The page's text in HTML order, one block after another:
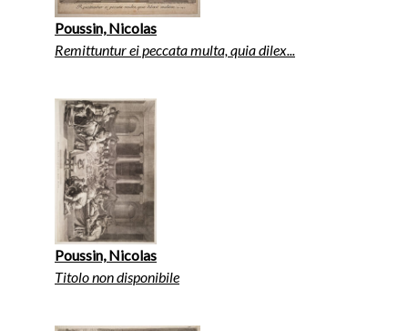
Poussin, Nicolas
Remittuntur ei peccata multa, quia dilex...
Poussin, Nicolas
Titolo non disponibile